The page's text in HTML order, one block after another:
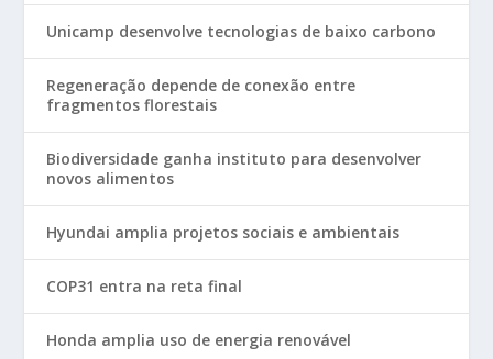
Unicamp desenvolve tecnologias de baixo carbono
Regeneração depende de conexão entre
fragmentos florestais
Biodiversidade ganha instituto para desenvolver
novos alimentos
Hyundai amplia projetos sociais e ambientais
COP31 entra na reta final
Honda amplia uso de energia renovável